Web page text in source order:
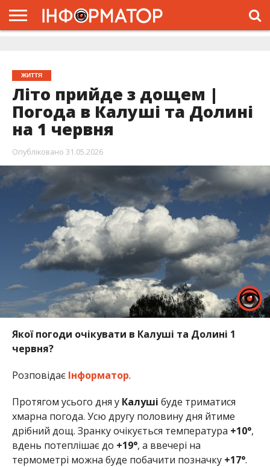
ЖИТТЯ
Літо прийде з дощем |
Погода в Калуші та Долині
на 1 червня
Опубліковано 31.05.2026
Якої погоди очікувати в Калуші та Долині 1
червня?
Розповідає Інформатор.
Протягом усього дня у Калуші буде триматися
хмарна погода. Усю другу половину дня йтиме
дрібний дощ. Зранку очікується температура +10°,
вдень потеплішає до +19°, а ввечері на
термометрі можна буде побачити позначку +17°.